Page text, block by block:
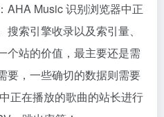
AHA Music 识别浏览器中正
索引擎收录以及索引量、
个站的价值，最主要还是需
要，一些确切的数据则需要
正在播放的歌曲的站长进行